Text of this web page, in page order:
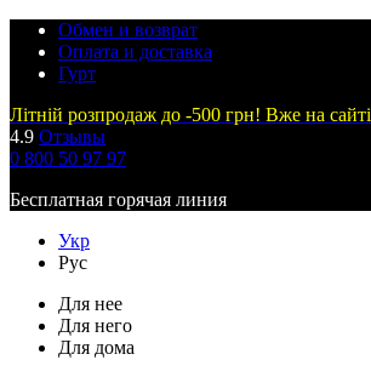
Обмен и возврат
Оплата и доставка
Гурт
Літній розпродаж до -500 грн! Вже на сайті
4.9 Отзывы
0 800 50 97 97
Бесплатная горячая линия
Укр
Рус
Для нее
Для него
Для дома